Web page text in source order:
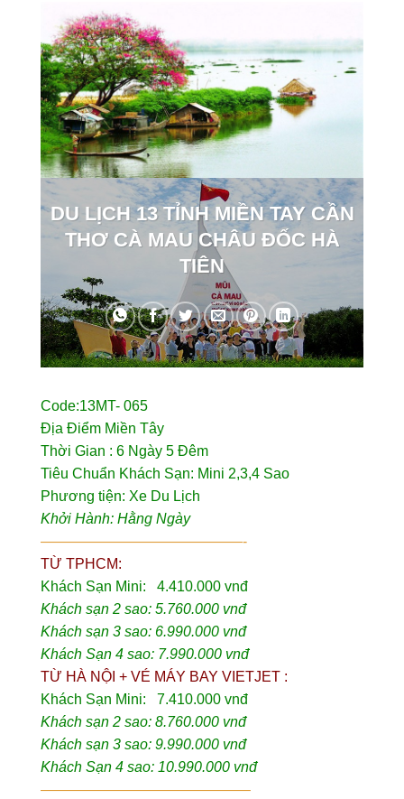
DU LỊCH 13 TỈNH MIỀN TAY CẦN
THƠ CÀ MAU CHÂU ĐỐC HÀ
TIÊN
Code:13MT- 065
Địa Điểm Miền Tây
Thời Gian : 6 Ngày 5 Đêm
Tiêu Chuẩn Khách Sạn: Mini 2,3,4 Sao
Phương tiện: Xe Du Lịch
Khởi Hành: Hằng Ngày
——————————————-
TỪ TPHCM:
Khách Sạn Mini: 4.410.000 vnđ
Khách sạn 2 sao: 5.760.000 vnđ
Khách sạn 3 sao: 6.990.000 vnđ
Khách Sạn 4 sao: 7.990.000 vnđ
TỪ HÀ NỘI + VÉ MÁY BAY VIETJET :
Khách Sạn Mini: 7.410.000 vnđ
Khách sạn 2 sao: 8.760.000 vnđ
Khách sạn 3 sao: 9.990.000 vnđ
Khách Sạn 4 sao: 10.990.000 vnđ
——————————————–